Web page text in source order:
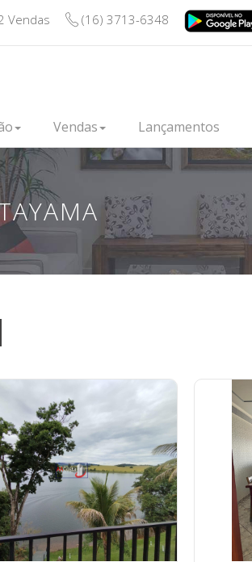
Vendas (16) 3713-6348
Vendas Lançamentos